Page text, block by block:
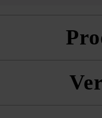
wilden Verband